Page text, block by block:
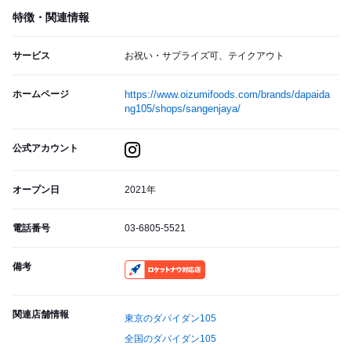
特徴・関連情報
サービス お祝い・サプライズ可、テイクアウト
ホームページ
https://www.oizumifoods.com/brands/dapaida
ng105/shops/sangenjaya/
公式アカウント
オープン日 2021年
電話番号 03-6805-5521
備考
関連店舗情報
東京のダパイダン105
全国のダパイダン105